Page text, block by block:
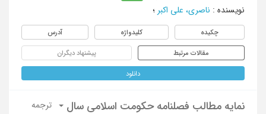
نویسنده : ناصری، علی اکبر ؛
چکیده کلیدواژه آدرس
مقالات مرتبط پیشنهاد دیگران
دانلود
نمایه مطالب فصلنامه حکومت اسلامی سال
ترجمه